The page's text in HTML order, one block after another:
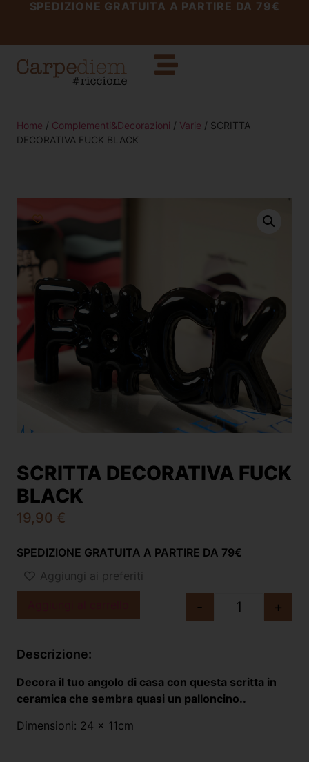
SPEDIZIONE GRATUITA A PARTIRE DA 79€
Home / Complementi&Decorazioni / Varie / SCRITTA
DECORATIVA FUCK BLACK
SCRITTA DECORATIVA FUCK
BLACK
19,90 €
SPEDIZIONE GRATUITA A PARTIRE DA 79€
Aggiungi ai preferiti
- +
Descrizione:
Decora il tuo angolo di casa con questa scritta in
ceramica che sembra quasi un palloncino..
Dimensioni: 24 x 11cm